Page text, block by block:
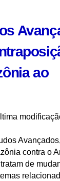
ao
contra o
de